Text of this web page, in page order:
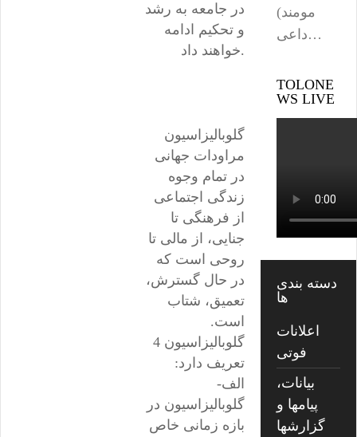
در جامعه به رشد
و تحکیم ادامه
خواهند داد.
گلوبالیزاسیون
مراودات جهانی
در تمام وجوه
زندگی اجتماعی
از فرهنگی تا
جنایی، از مالی تا
روحی است که
در حال گسترش،
تعمیق، شتاب
است.
گلوبالیزاسیون 4
تعریف دارد:
الف-
گلوبالیزاسیون در
بازه زمانی خاص
مومند)
داعی…
TOLONE
WS LIVE
دسته بندی
ها
اعلانات
فوتی
بیانات،
پیامها و
گزارشها